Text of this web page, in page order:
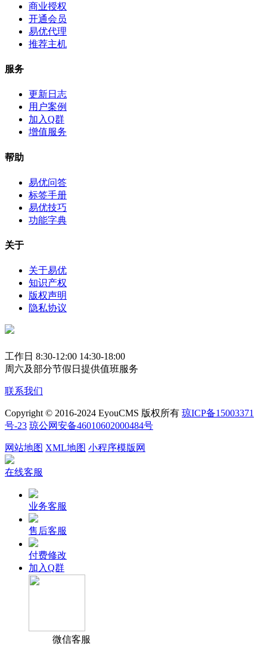
商业授权
开通会员
易优代理
推荐主机
服务
更新日志
用户案例
加入Q群
增值服务
帮助
易优问答
标签手册
易优技巧
功能字典
关于
关于易优
知识产权
版权声明
隐私协议
工作日 8:30-12:00 14:30-18:00
周六及部分节假日提供值班服务
联系我们
Copyright © 2016-2024 EyouCMS 版权所有 琼ICP备15003371
号-23 琼公网安备46010602000484号
网站地图 XML地图 小程序模版网
在线客服
业务客服
售后客服
付费修改
加入Q群
微信客服